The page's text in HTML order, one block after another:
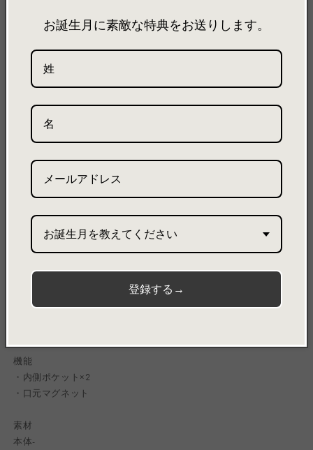
によっては早めに届く場合もございます。
素材について
GOULT / グルト【L】
Boston Tote Bag Large Custom / ボストントートバッグ
・A4サイズ対応。
・ふくら雀という振袖の帯の結びをヒントにしたタックのデザイン
が特徴のボストン型トートバッグ。
・中身を整理しやすい、ポケットが内側に2つ。
・取り外し可能のショルダーストラップで肩掛けとしてもお使いい
機能
・内側ポケット×2
・口元マグネット
素材
本体-
お誕生月に素敵な特典をお送りします。
お誕生月を教えてください
登録する→